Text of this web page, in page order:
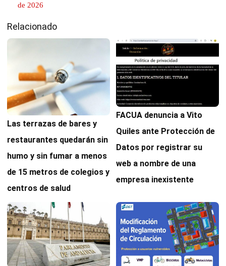
de 2026
Relacionado
Las terrazas de bares y
restaurantes quedarán sin
humo y sin fumar a menos
de 15 metros de colegios y
centros de salud
FACUA denuncia a Vito
Quiles ante Protección de
Datos por registrar su
web a nombre de una
empresa inexistente